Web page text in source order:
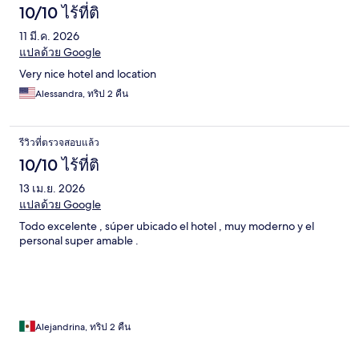
10/10 ไร้ที่ติ
11 มี.ค. 2026
แปลด้วย Google
Very nice hotel and location
Alessandra, ทริป 2 คืน
รีวิวที่ตรวจสอบแล้ว
10/10 ไร้ที่ติ
13 เม.ย. 2026
แปลด้วย Google
Todo excelente , súper ubicado el hotel , muy moderno y el
personal super amable .
Alejandrina, ทริป 2 คืน